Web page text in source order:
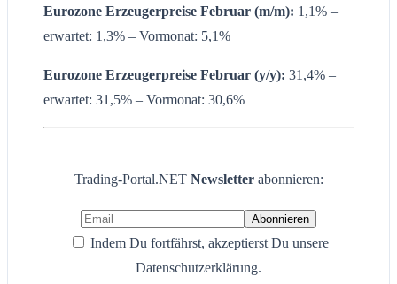
Eurozone Erzeugerpreise Februar (m/m): 1,1% –
erwartet: 1,3% – Vormonat: 5,1%
Eurozone Erzeugerpreise Februar (y/y): 31,4% –
erwartet: 31,5% – Vormonat: 30,6%
Trading-Portal.NET Newsletter abonnieren:
Indem Du fortfährst, akzeptierst Du unsere
Datenschutzerklärung.